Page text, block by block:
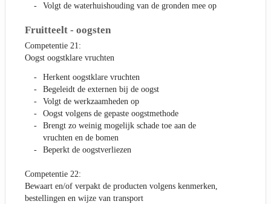
Volgt de waterhuishouding van de gronden mee op
Fruitteelt - oogsten
Competentie 21:
Oogst oogstklare vruchten
Herkent oogstklare vruchten
Begeleidt de externen bij de oogst
Volgt de werkzaamheden op
Oogst volgens de gepaste oogstmethode
Brengt zo weinig mogelijk schade toe aan de
vruchten en de bomen
Beperkt de oogstverliezen
Competentie 22:
Bewaart en/of verpakt de producten volgens kenmerken,
bestellingen en wijze van transport